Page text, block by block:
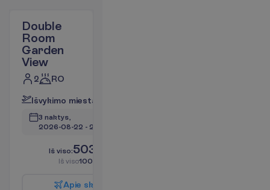
Double
Room
Garden
View
2 RO
Išvykimo miesta
3 naktys,
2026-08-22 - 2026-08-25
Iš viso:503.40
Iš viso1006.80
Apie sk